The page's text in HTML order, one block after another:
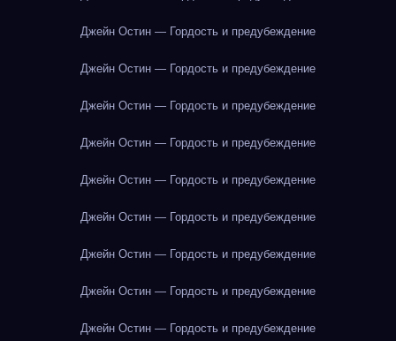
Джейн Остин — Гордость и предубеждение
Джейн Остин — Гордость и предубеждение
Джейн Остин — Гордость и предубеждение
Джейн Остин — Гордость и предубеждение
Джейн Остин — Гордость и предубеждение
Джейн Остин — Гордость и предубеждение
Джейн Остин — Гордость и предубеждение
Джейн Остин — Гордость и предубеждение
Джейн Остин — Гордость и предубеждение